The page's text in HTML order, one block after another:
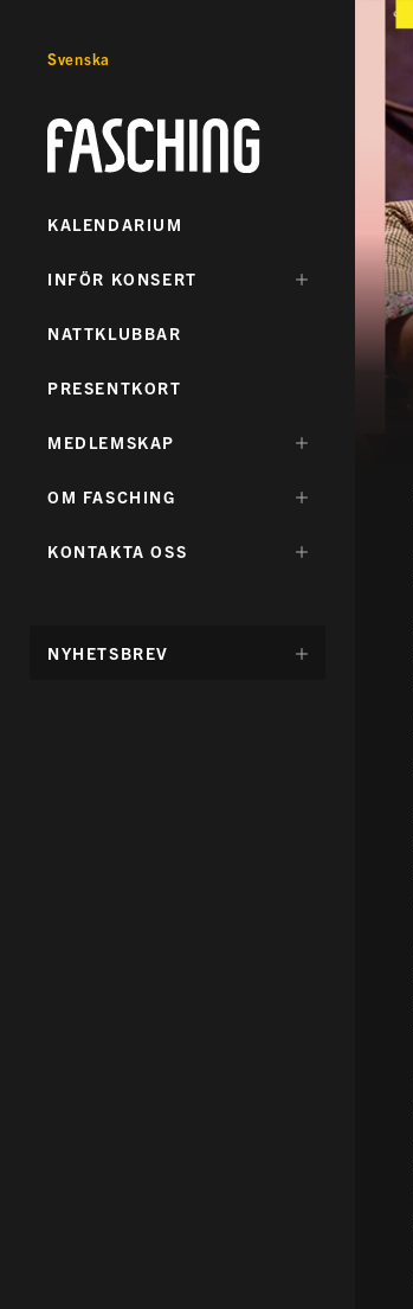
Svenska
Fasching
KALENDARIUM
DÖLJ
INFÖR KONSERT
NATTKLUBBAR
PRESENTKORT
DÖLJ
MEDLEMSKAP
DÖLJ
OM FASCHING
DÖLJ
KONTAKTA OSS
DÖLJ
NYHETSBREV